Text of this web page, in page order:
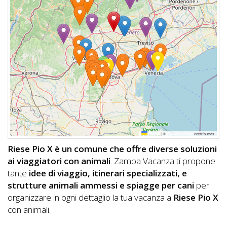
OFFERTE
A
DOG
INFO
A
DOG
CHIEDI
CODICE
SCONTO
Leaflet |© contributors
Riese Pio X è un comune che offre diverse soluzioni
ai viaggiatori con animali. Zampa Vacanza ti propone
tante idee di viaggio, itinerari specializzati, e
strutture animali ammessi e spiagge per cani per
organizzare in ogni dettaglio la tua vacanza a Riese Pio X
con animali.